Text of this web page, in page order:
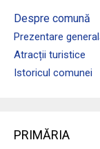
Despre comună
Prezentare
Atracții turistice
Istoricul comunei
PRIMĂRIA